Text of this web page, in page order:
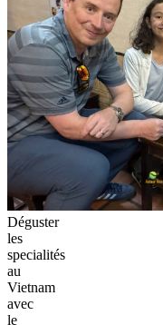
Déguster
les
specialités
au
Vietnam
avec
le